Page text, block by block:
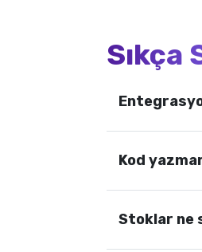
Sıkça
Kod
Stoklar ne